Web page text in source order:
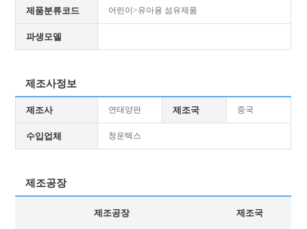
제품분류코드 어린이>유아용 섬유제품
파생모델
제조사정보
제조사 연태양판 제조국 중국
수입업체 청운텍스
제조공장
제조공장 제조국